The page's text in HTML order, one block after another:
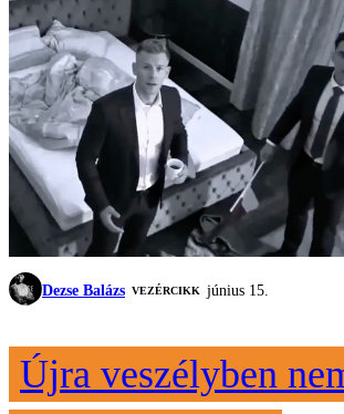
Dezse Balázs VEZÉRCIKK június 15.
Újra veszélyben